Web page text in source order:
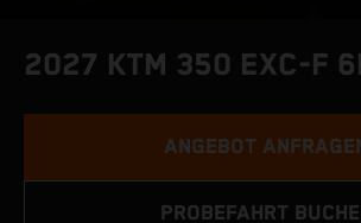
2027 KTM 350 EXC-F
ANGEBOT
PROBEFAHRT